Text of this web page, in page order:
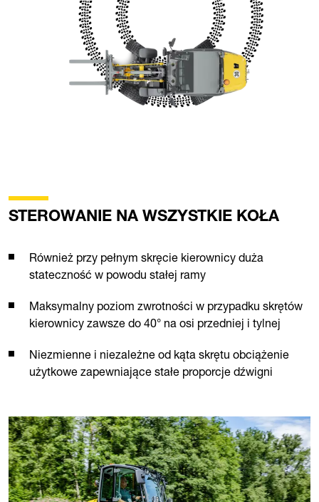
STEROWANIE NA WSZYSTKIE KOŁA
Również przy pełnym skręcie kierownicy duża
stateczność w powodu stałej ramy
Maksymalny poziom zwrotności w przypadku skrętów
kierownicy zawsze do 40° na osi przedniej i tylnej
Niezmienne i niezależne od kąta skrętu obciążenie
użytkowe zapewniające stałe proporcje dźwigni